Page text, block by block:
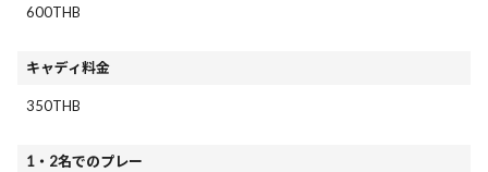
600THB
キャディ料金
350THB
1・2名でのプレー